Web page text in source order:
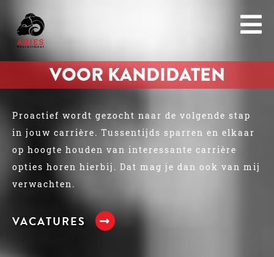
VOOR KANDIDATEN
Proactief wordt gezocht naar de volgende stap
in jouw carrière. Tussentijds sparren en elkaar
op hoogte houden van interessante carrière
opties horen hierbij. Dat mag je dan ook van mij
verwachten.
VACATURES